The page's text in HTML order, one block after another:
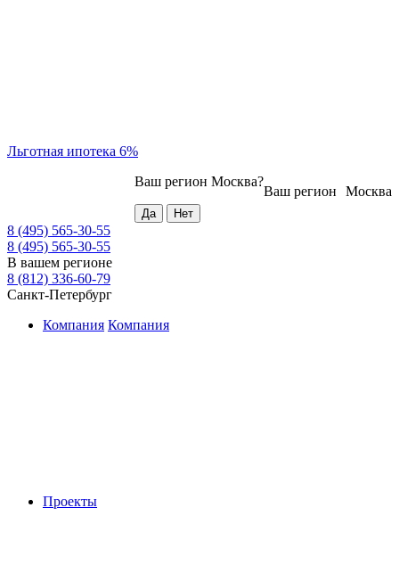
Льготная ипотека 6%
Москва
Ваш регион
Ваш регион Москва?
8 (495) 565-30-55
8 (495) 565-30-55
В вашем регионе
8 (812) 336-60-79
Санкт-Петербург
Компания Компания
Проекты